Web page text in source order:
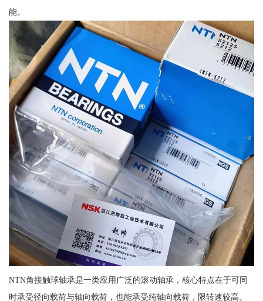
能。
NTN角接触球轴承是一类应用广泛的滚动轴承，核心特点在于可同
时承受径向载荷与轴向载荷，也能承受纯轴向载荷，限转速较高。